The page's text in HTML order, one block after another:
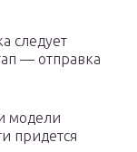
следует
— отправка
модели
придется